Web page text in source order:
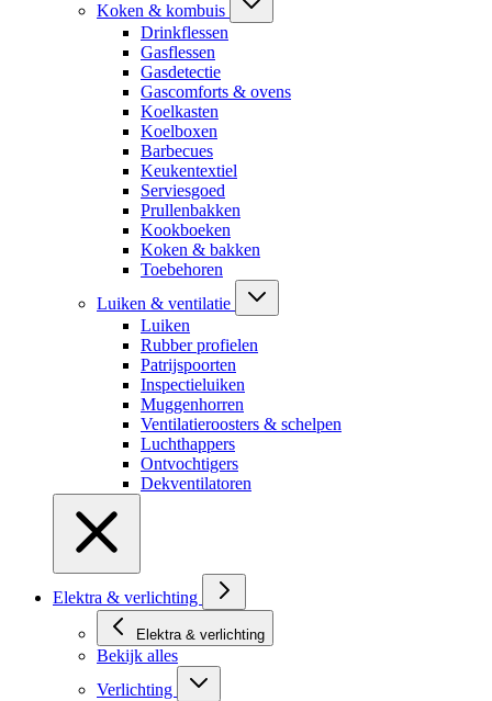
Koken & kombuis
Drinkflessen
Gasflessen
Gasdetectie
Gascomforts & ovens
Koelkasten
Koelboxen
Barbecues
Keukentextiel
Serviesgoed
Prullenbakken
Kookboeken
Koken & bakken
Toebehoren
Luiken & ventilatie
Luiken
Rubber profielen
Patrijspoorten
Inspectieluiken
Muggenhorren
Ventilatieroosters & schelpen
Luchthappers
Ontvochtigers
Dekventilatoren
Elektra & verlichting
Elektra & verlichting
Bekijk alles
Verlichting